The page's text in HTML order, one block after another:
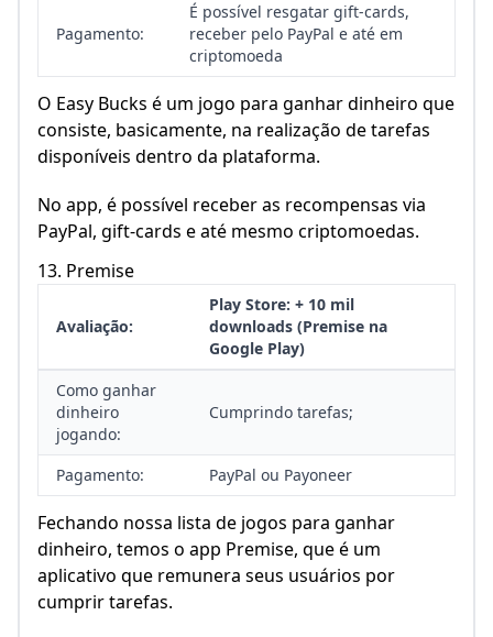
Pagamento:
É possível resgatar gift-cards,
receber pelo PayPal e até em
criptomoeda
O Easy Bucks é um jogo para ganhar dinheiro que
consiste, basicamente, na realização de tarefas
disponíveis dentro da plataforma.
No app, é possível receber as recompensas via
PayPal, gift-cards e até mesmo criptomoedas.
13. Premise
Avaliação:
Play Store: + 10 mil
downloads (Premise na
Google Play)
Como ganhar
dinheiro
jogando:
Cumprindo tarefas;
Pagamento: PayPal ou Payoneer
Fechando nossa lista de jogos para ganhar
dinheiro, temos o app Premise, que é um
aplicativo que remunera seus usuários por
cumprir tarefas.